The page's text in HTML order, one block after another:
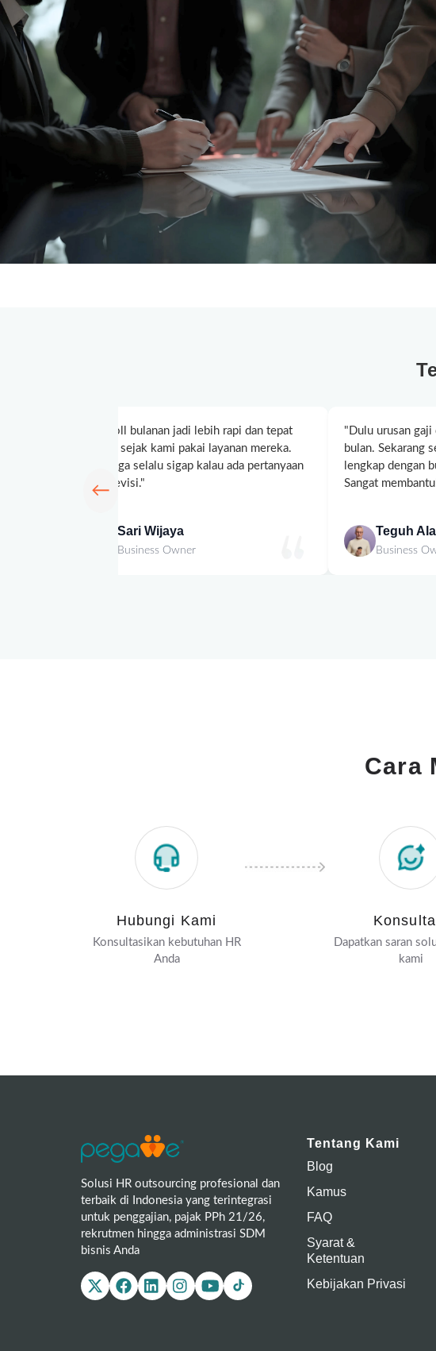
←
"Payroll bulanan jadi lebih rapi dan tepat
waktu sejak kami pakai layanan mereka.
Tim juga selalu sigap kalau ada pertanyaan
atau revisi."
Sari Wijaya
Business Owner
"Dulu urusan
bulan. Sekarang
lengkap dengan
Sangat
Teguh
Business
Cara
Hubungi Kami
Konsultasikan kebutuhan HR
Anda
Dapatkan saran
kami
Solusi HR outsourcing profesional dan
terbaik di Indonesia yang terintegrasi
untuk penggajian, pajak PPh 21/26,
rekrutmen hingga administrasi SDM
bisnis Anda
Tentang Kami
Blog
Kamus
FAQ
Syarat &
Ketentuan
Kebijakan Privasi